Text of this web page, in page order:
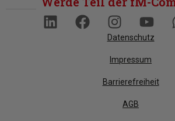
Datenschutz
Impressum
Barrierefreiheit
AGB